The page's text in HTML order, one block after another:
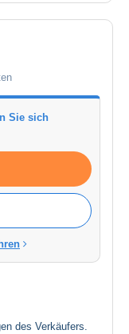
Sie sich
des Verkäufers